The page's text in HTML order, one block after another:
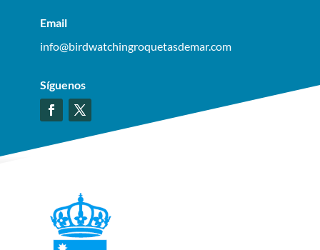
Email
info@birdwatchingroquetasdemar.com
Síguenos